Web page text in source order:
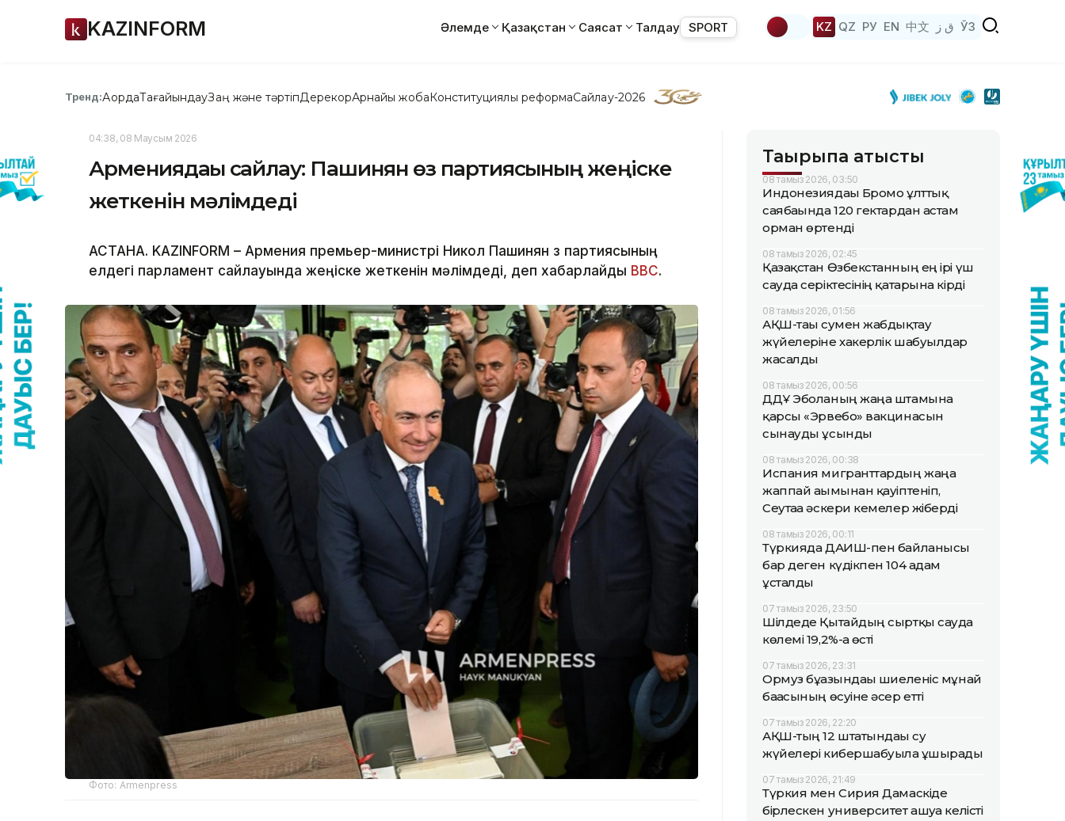
KAZINFORM Әлемде Қазақстан Саясат Талдау SPORT KZ QZ РУ EN 中文 ق ز ЎЗ
Тренд:АқордаТағайындауЗаң және тәртіпДерекқорАрнайы жобаКонституциялық реформаСайлау-2026
04:38, 08 Маусым 2026
Армениядағы сайлау: Пашинян өз партиясының жеңіске
жеткенін мәлімдеді
АСТАНА. KAZINFORM – Армения премьер-министрі Никол Пашинян өз партиясының
елдегі парламент сайлауында жеңіске жеткенін мәлімдеді, деп хабарлайды ВВС.
Фото: Аrmenpress
Тақырыпқа қатысты
08 тамыз 2026, 03:50
Индонезиядағы Бромо ұлттық
саябағында 120 гектардан астам
орман өртенді
08 тамыз 2026, 02:45
Қазақстан Өзбекстанның ең ірі үш
сауда серіктесінің қатарына кірді
08 тамыз 2026, 01:56
АҚШ-тағы сумен жабдықтау
жүйелеріне хакерлік шабуылдар
жасалды
08 тамыз 2026, 00:56
ДДҰ Эболаның жаңа штамына
қарсы «Эрвебо» вакцинасын
сынауды ұсынды
08 тамыз 2026, 00:38
Испания мигранттардың жаңа
жаппай ағымынан қауіптеніп,
Сеутаға әскери кемелер жіберді
08 тамыз 2026, 00:11
Түркияда ДАИШ-пен байланысы
бар деген күдікпен 104 адам
ұсталды
07 тамыз 2026, 23:50
Шілдеде Қытайдың сыртқы сауда
көлемі 19,2%-ға өсті
07 тамыз 2026, 23:31
Ормуз бұғазындағы шиеленіс мұнай
бағасының өсуіне әсер етті
07 тамыз 2026, 22:20
АҚШ-тың 12 штатындағы су
жүйелері кибершабуылға ұшырады
07 тамыз 2026, 21:49
Түркия мен Сирия Дамаскіде
бірлескен университет ашуға келісті